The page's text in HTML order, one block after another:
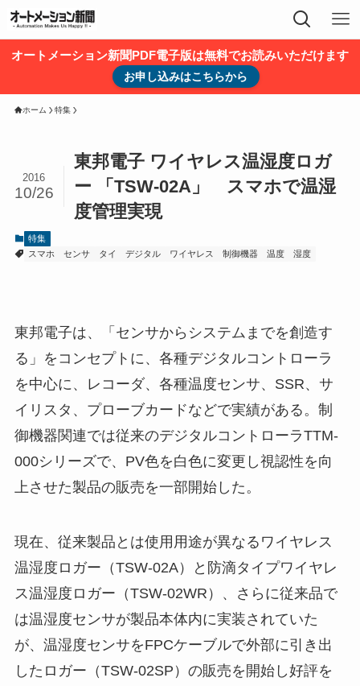
オートメーション新聞PDF電子版は無料でお読みいただけます
お申し込みはこちらから
ホーム 特集
東邦電子 ワイヤレス温湿度ロガ
ー 「TSW-02A」 スマホで温湿
度管理実現
2016
10/26
特集
スマホ
センサ タイ デジタル ワイヤレス 制御機器 温度 湿度
東邦電子は、「センサからシステムまでを創造す
る」をコンセプトに、各種デジタルコントローラ
を中心に、レコーダ、各種温度センサ、SSR、サ
イリスタ、プローブカードなどで実績がある。制
御機器関連では従来のデジタルコントローラTTM-
000シリーズで、PV色を白色に変更し視認性を向
上させた製品の販売を一部開始した。
現在、従来製品とは使用用途が異なるワイヤレス
温湿度ロガー（TSW-02A）と防滴タイプワイヤレ
ス温湿度ロガー（TSW-02WR）、さらに従来品で
は温湿度センサが製品本体内に実装されていた
が、温湿度センサをFPCケーブルで外部に引き出
したロガー（TSW-02SP）の販売を開始し好評を